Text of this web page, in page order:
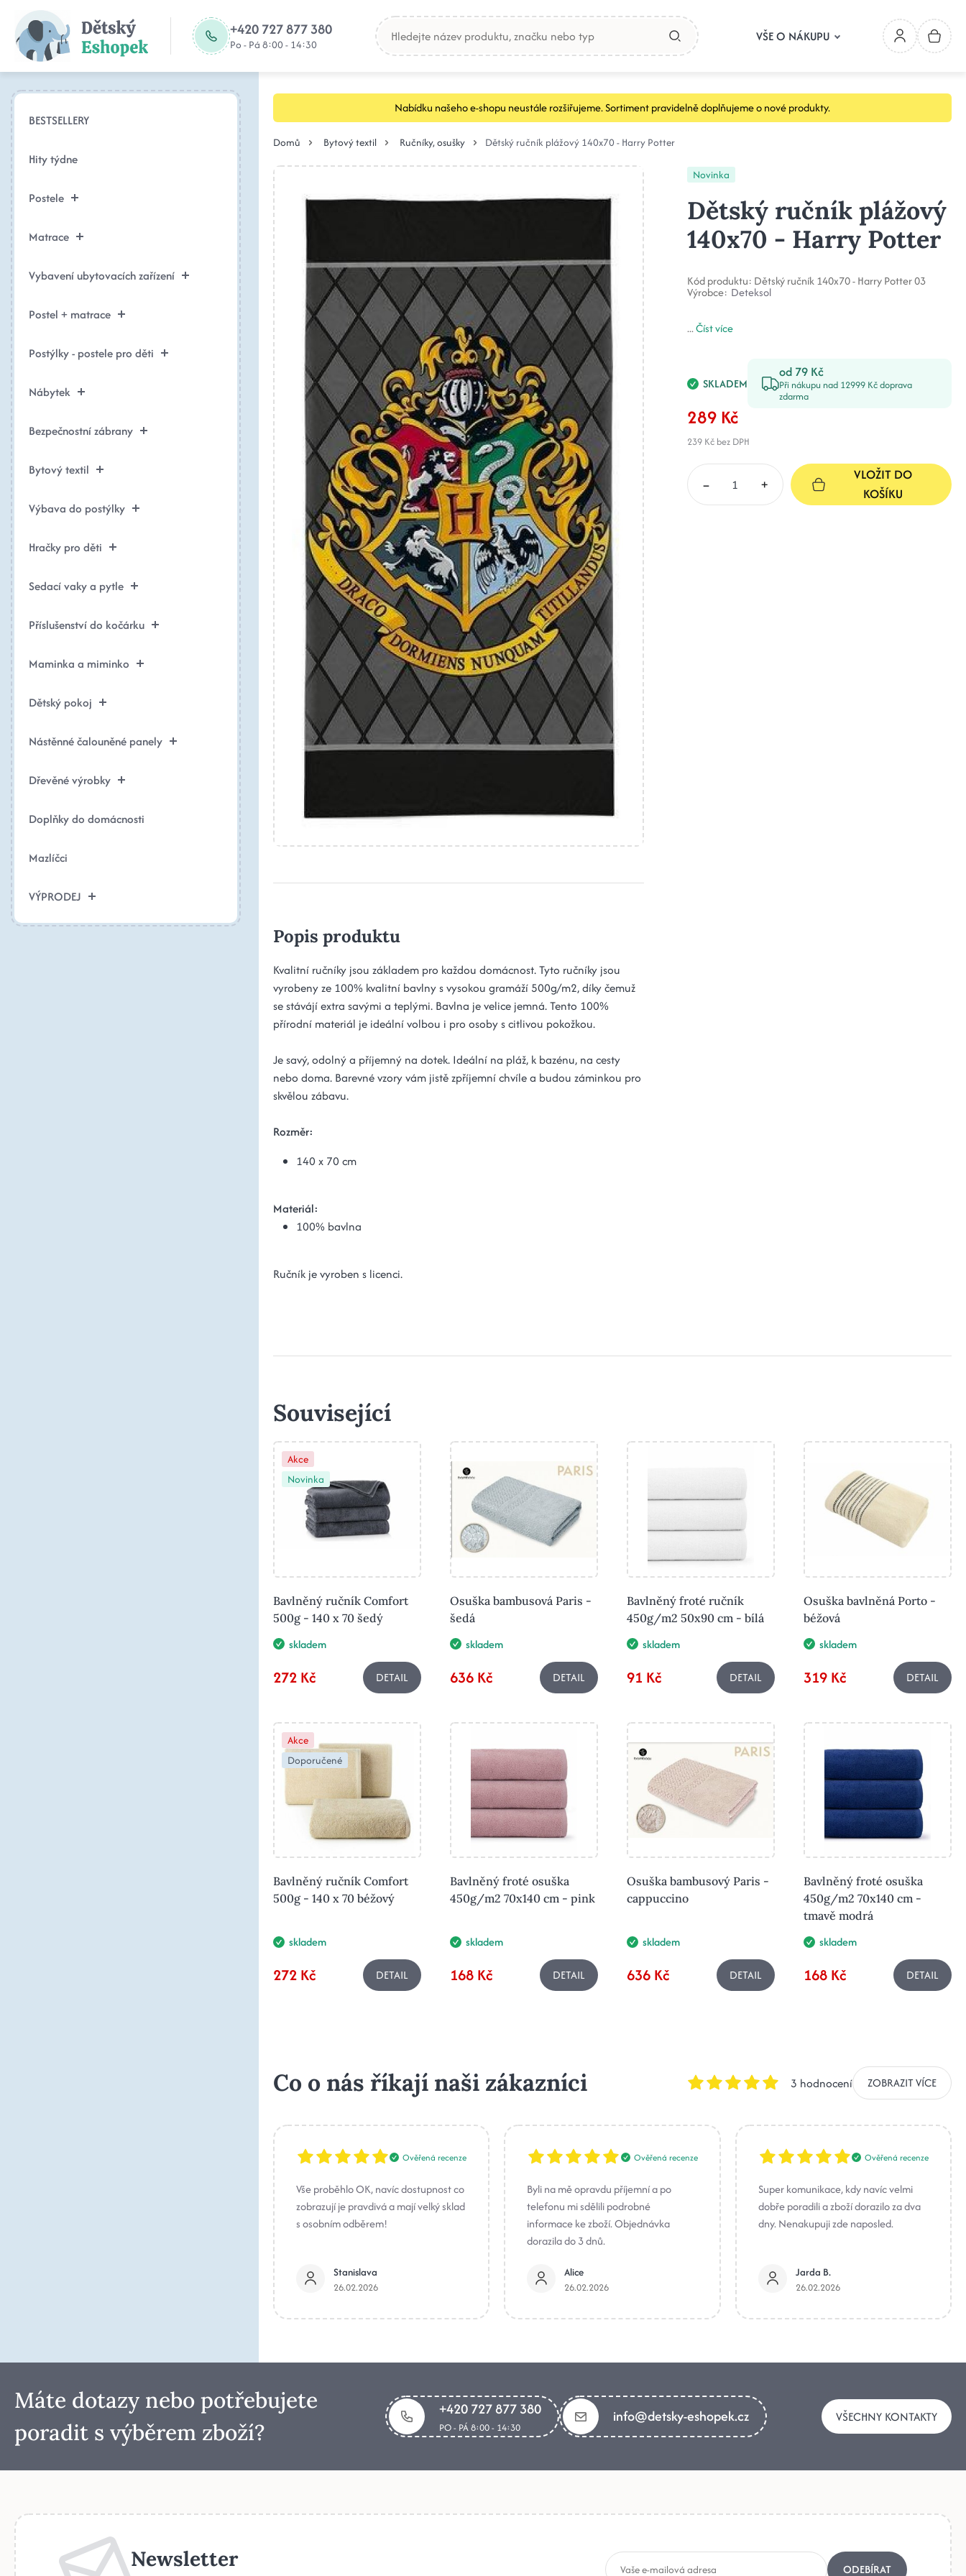
+420 727 877 380
Po - Pá 8:00 - 14:30
VŠE O NÁKUPU
BESTSELLERY
Hity týdne
Postele
Matrace
Vybavení ubytovacích zařízení
Postel + matrace
Postýlky - postele pro děti
Nábytek
Bezpečnostní zábrany
Bytový textil
Výbava do postýlky
Hračky pro děti
Sedací vaky a pytle
Příslušenství do kočárku
Maminka a miminko
Dětský pokoj
Nástěnné čalouněné panely
Dřevěné výrobky
Doplňky do domácnosti
Mazlíčci
VÝPRODEJ
Nabídku našeho e-shopu neustále rozšiřujeme. Sortiment pravidelně doplňujeme o nové produkty.
Domů Bytový textil Ručníky, osušky Dětský ručník plážový 140x70 - Harry Potter
Popis produktu
Kvalitní ručníky jsou základem pro každou domácnost. Tyto ručníky jsou
vyrobeny ze 100% kvalitní bavlny s vysokou gramáží 500g/m2, díky čemuž
se stávájí extra savými a teplými. Bavlna je velice jemná. Tento 100%
přírodní materiál je ideální volbou i pro osoby s citlivou pokožkou.
Je savý, odolný a příjemný na dotek. Ideální na pláž, k bazénu, na cesty
nebo doma. Barevné vzory vám jistě zpříjemní chvíle a budou záminkou pro
skvělou zábavu.
Rozměr:
140 x 70 cm
Materiál:
100% bavlna
Ručník je vyroben s licenci.
Novinka
Dětský ručník plážový
140x70 - Harry Potter
Kód produktu: Dětský ručník 140x70 - Harry Potter 03
Výrobce: Deteksol
...Číst více
SKLADEM
od 79 Kč
Při nákupu nad 12999 Kč doprava
zdarma
289 Kč
239 Kčbez DPH
– +
VLOŽIT DO
KOŠÍKU
Související
Akce
Novinka
Bavlněný ručník Comfort
500g - 140 x 70 šedý
skladem
272 Kč DETAIL
Osuška bambusová Paris -
šedá
skladem
636 Kč DETAIL
Bavlněný froté ručník
450g/m2 50x90 cm - bílá
skladem
91 Kč DETAIL
Osuška bavlněná Porto -
béžová
skladem
319 Kč DETAIL
Akce
Doporučené
Bavlněný ručník Comfort
500g - 140 x 70 béžový
skladem
272 Kč DETAIL
Bavlněný froté osuška
450g/m2 70x140 cm - pink
skladem
168 Kč DETAIL
Osuška bambusový Paris -
cappuccino
skladem
636 Kč DETAIL
Bavlněný froté osuška
450g/m2 70x140 cm -
tmavě modrá
skladem
168 Kč DETAIL
Co o nás říkají naši zákazníci 3 hodnocení ZOBRAZIT VÍCE
Ověřená recenze
Vše proběhlo OK, navíc dostupnost co
zobrazují je pravdivá a mají velký sklad
s osobním odběrem!
Stanislava
26.02.2026
Ověřená recenze
Byli na mě opravdu příjemní a po
telefonu mi sdělili podrobné
informace ke zboží. Objednávka
dorazila do 3 dnů.
Alice
26.02.2026
Ověřená recenze
Super komunikace, kdy navíc velmi
dobře poradili a zboží dorazilo za dva
dny. Nenakupuji zde naposled.
Jarda B.
26.02.2026
Máte dotazy nebo potřebujete
poradit s výběrem zboží?
+420 727 877 380
PO - PÁ 8:00 - 14:30
info@detsky-eshopek.cz VŠECHNY KONTAKTY
Newsletter ODEBÍRAT